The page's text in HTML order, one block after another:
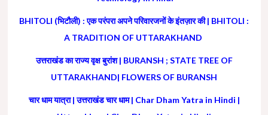
BHITOLI (भिटौली) : एक परंपरा अपने परिवारजनों के इंतज़ार की | BHITOLI :
A TRADITION OF UTTARAKHAND
उत्तराखंड का राज्य वृक्ष बुरांश | BURANSH ; STATE TREE OF
UTTARAKHAND| FLOWERS OF BURANSH
चार धाम यात्रा | उत्तराखंड चार धाम | Char Dham Yatra in Hindi |